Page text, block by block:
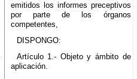
emitidos los informes preceptivos
por parte de los órganos
competentes,
DISPONGO:
Artículo 1.- Objeto y ámbito de
aplicación.